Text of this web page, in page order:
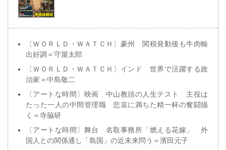
〔ＷＯＲＬＤ・ＷＡＴＣＨ〕豪州 関税発動後も牛肉輸
出好調＝守屋太郎
〔ＷＯＲＬＤ・ＷＡＴＣＨ〕インド 世界で活躍する政
治家＝中島敬二
〔アートな時間〕映画 中山教頭の人生テスト 主役は
たった一人の中間管理職 悲哀に満ちた精一杯の奮闘描
く＝寺脇研
〔アートな時間〕舞台 名取事務所「燃える花嫁」 外
国人との関係通し「島国」の近未来問う＝濱田元子